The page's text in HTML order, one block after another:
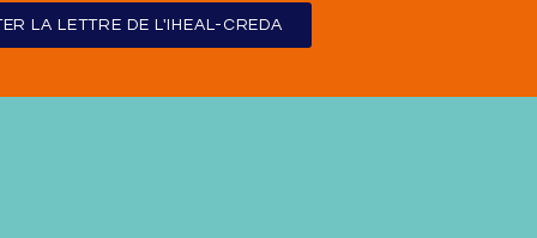
LA LETTRE DE L'IHEAL-CREDA